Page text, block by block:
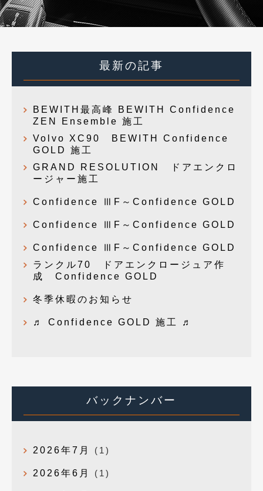
最新の記事
BEWITH最高峰 BEWITH Confidence
ZEN Ensemble 施工
Volvo XC90 BEWITH Confidence
GOLD 施工
GRAND RESOLUTION ドアエンクロ
ージャー施工
Confidence ⅢF～Confidence GOLD
Confidence ⅢF～Confidence GOLD
Confidence ⅢF～Confidence GOLD
ランクル70 ドアエンクロージュア作
成 Confidence GOLD
冬季休暇のお知らせ
♬ Confidence GOLD 施工 ♬
バックナンバー
2026年7月 (1)
2026年6月 (1)